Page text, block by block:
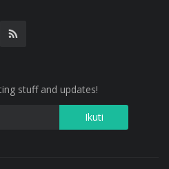
stuff and updates!